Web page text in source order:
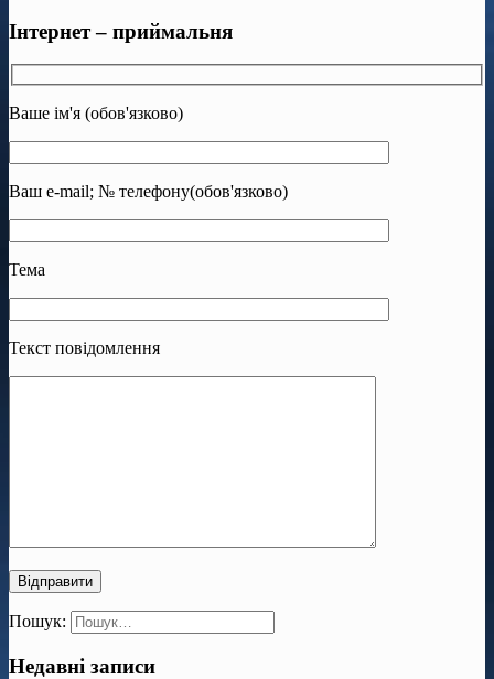
Інтернет – приймальня
Ваше ім'я (обов'язково)
Ваш e-mail; № телефону(обов'язково)
Тема
Текст повідомлення
Пошук:
Недавні записи